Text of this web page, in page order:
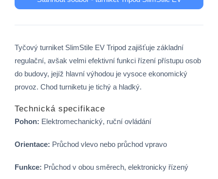
Tyčový turniket SlimStile EV Tripod zajišťuje základní
regulační, avšak velmi efektivní funkci řízení přístupu osob
do budovy, jejíž hlavní výhodou je vysoce ekonomický
provoz. Chod turniketu je tichý a hladký.
Technická specifikace
Pohon: Elektromechanický, ruční ovládání
Orientace: Průchod vlevo nebo průchod vpravo
Funkce: Průchod v obou směrech, elektronicky řízený